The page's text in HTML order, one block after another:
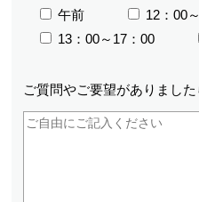
午前
12：00
13：00～17：00
ご質問やご要望がありました